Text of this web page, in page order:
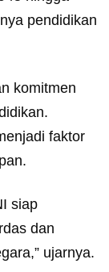
pendidikan
komitmen
faktor
siap
dan
ujarnya.